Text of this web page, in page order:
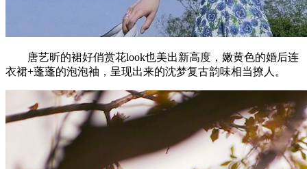
唐艺昕的裙好俏赏花look也美出新高度，嫩黄色的婚后连
衣裙+蓬蓬的泡泡袖，呈现出来的沈梦复古韵味相当撩人。